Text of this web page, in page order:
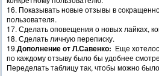
16. Показывать новые отзывы в
пользователя.
17. Сделать оповещения о новых лайках,
18. Сделать личную переписку.
19.Дополнение от Л.Савенко: Еще
по каждому отзыву было бы удобнее
Переделать таблицу так, чтобы можно